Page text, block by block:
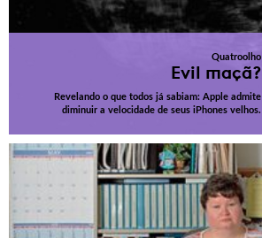
Quatroolho
Evil maçã?
Revelando o que todos já sabiam: Apple admite
diminuir a velocidade de seus iPhones velhos.